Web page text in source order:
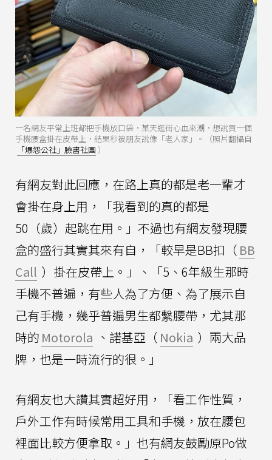
一名網友平常上班都把手機放口袋，某天逛街心血來潮，想說買一個
手機腰盒掛在皮帶上，結果秒被朋友說像「老人家」。（照片翻攝自
「爆怨公社」臉書社團 ）
有網友對此回應，在路上真的都是老一輩才
會掛在身上用，「我看到的真的都是
50（歲）起跳在用。」不過也有網友發現腰
盒的盛行其實其來有自，「較早是BB扣（ BB
Call ）掛在皮帶上。」、「5、6年級生那時
手機不普遍，有些人為了方便、為了展示自
己有手機，幾乎普遍男生都繫腰帶，尤其那
時的 Motorola 、諾基亞（ Nokia ）兩大品
牌，也是一時流行的很。」
有網友也大讚其實超好用，「看工作性質，
戶外工作有時候常用工具和手機，放在腰包
裡面比較方便拿取。」也有網友鼓勵原Po做